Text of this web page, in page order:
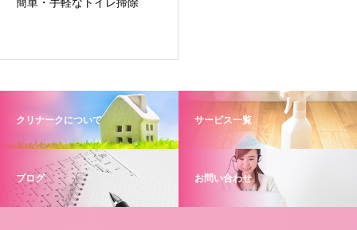
クリナークについて サービス一覧
ブログ お問い合わせ